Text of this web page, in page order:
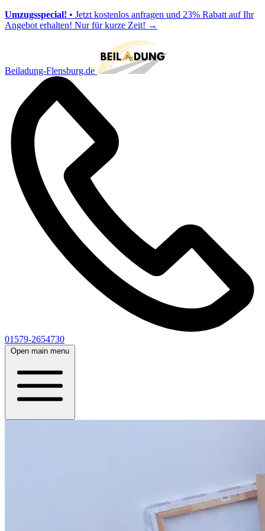
Umzugsspecial! • Jetzt kostenlos anfragen und 23% Rabatt auf Ihr
Angebot erhalten! Nur für kurze Zeit! →
Beiladung-Flensburg.de
01579-2654730
Open main menu